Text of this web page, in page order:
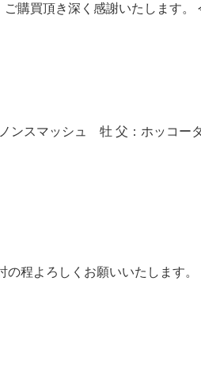
購買頂き深く感謝いたします。
ンスマッシュ 牡 父：ホッコ
の程よろしくお願いいたします